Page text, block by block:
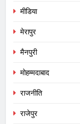
मीडिया
मेरापुर
मैनपुरी
मोहम्मदाबाद
राजनीति
राजेपुर